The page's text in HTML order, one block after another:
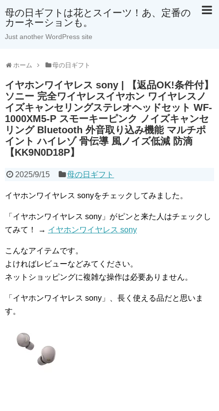
母の日ギフトは花とスイーツ！あ、定番の
カーネーションも。
Just another WordPress site
ホーム 母の日ギフト
イヤホンワイヤレス sony | 【返品OK!条件付】
ソニー 完全ワイヤレスイヤホン ワイヤレスノ
イズキャンセリングステレオヘッドセット WF-
1000XM5-P スモーキーピンク ノイズキャンセ
リング Bluetooth 外音取り込み機能 マルチポ
イント ハイレゾ 骨伝導 風ノイズ低減 防滴
【KK9N0D18P】
2025/9/15 母の日ギフト
イヤホンワイヤレス sonyをチェックしてみました。
「イヤホンワイヤレス sony」がピンと来た人はチェックし
てみて！ → イヤホンワイヤレス sony
こんなアイテムです。
よければレビューなどみてください。
ネットショッピングに複雑な操作は必要ありません。
「イヤホンワイヤレス sony」、長く使える品だと思いま
す。